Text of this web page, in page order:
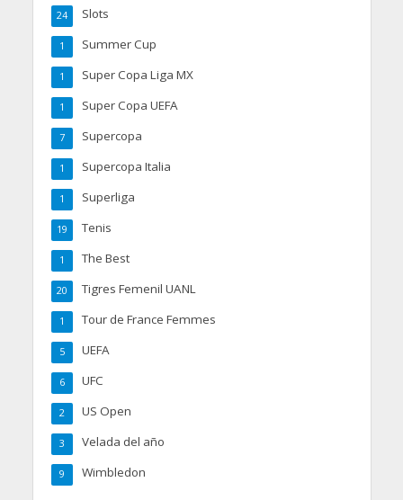
Slots
24
Summer Cup
1
Super Copa Liga MX
1
Super Copa UEFA
1
Supercopa
7
Supercopa Italia
1
Superliga
1
Tenis
19
The Best
1
Tigres Femenil UANL
20
Tour de France Femmes
1
UEFA
5
UFC
6
US Open
2
Velada del año
3
Wimbledon
9